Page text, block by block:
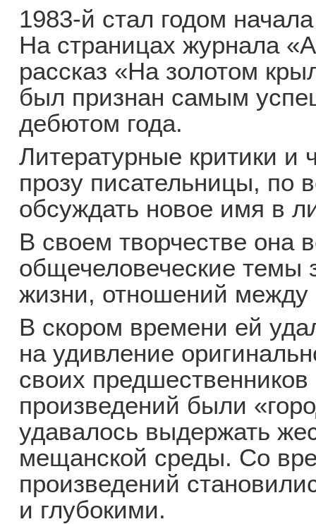
1983-й стал годом
На страницах журнала
рассказ «На золотом
был признан самым
дебютом года.
Литературные критики и
прозу писательницы, по
обсуждать новое имя в
В своем творчестве она
общечеловеческие темы
жизни, отношений
В скором времени ей
на удивление
своих
произведений были
удавалось выдержать
мещанской среды. Со
произведений
и глубокими.